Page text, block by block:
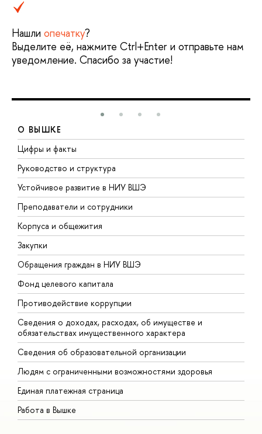
Нашли опечатку?
Выделите её, нажмите Ctrl+Enter и отправьте нам
уведомление. Спасибо за участие!
О ВЫШКЕ
Цифры и факты
Руководство и структура
Устойчивое развитие в НИУ ВШЭ
Преподаватели и сотрудники
Корпуса и общежития
Закупки
Обращения граждан в НИУ ВШЭ
Фонд целевого капитала
Противодействие коррупции
Сведения о доходах, расходах, об имуществе и
обязательствах имущественного характера
Сведения об образовательной организации
Людям с ограниченными возможностями здоровья
Единая платежная страница
Работа в Вышке